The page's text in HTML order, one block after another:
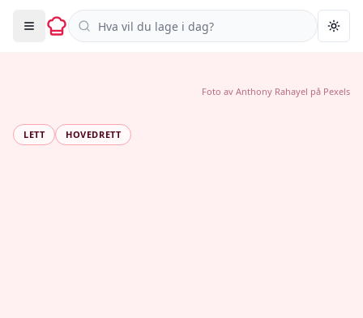
Søk i oppskrifter
LETT HOVEDRETT
Foto av Anthony Rahayel på Pexels